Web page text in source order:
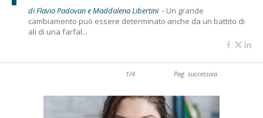
di Flavio Padovan e Maddalena Libertini - Un grande
cambiamento può essere determinato anche da un battito di
ali di una farfal...
1/4 Pag. successiva